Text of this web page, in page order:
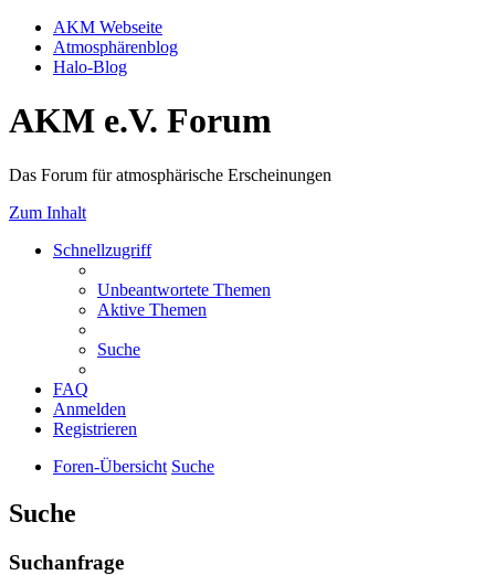
AKM Webseite
Atmosphärenblog
Halo-Blog
AKM e.V. Forum
Das Forum für atmosphärische Erscheinungen
Zum Inhalt
Schnellzugriff
Unbeantwortete Themen
Aktive Themen
Suche
FAQ
Anmelden
Registrieren
Foren-Übersicht Suche
Suche
Suchanfrage